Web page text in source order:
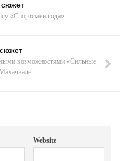
«Спортсмен года»
возможностями «Сильные
Website